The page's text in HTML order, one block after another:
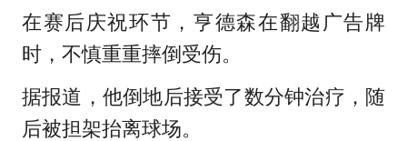
在赛后庆祝环节，亨德森在翻越广告牌
时，不慎重重摔倒受伤。
据报道，他倒地后接受了数分钟治疗，随
后被担架抬离球场。